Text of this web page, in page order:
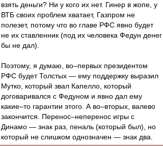
взять деньги? Ни у кого их нет. Гинер в жопе, у
ВТБ своих проблем хватает, Газпром не
полезет, потому что во главе РФС явно будет
не их ставленник (под их человека Федун денег
бы не дал).
Поэтому, я думаю, во–первых президентом
РФС будет Толстых — ему поддержку выразил
Мутко, который звал Капелло, который
договаривался с Федуном и явно дал ему
какие–то гарантии этого. А во–вторых, валево
закончится. Перенос–неперенос игры с
Динамо — знак раз, пеналь (который был), но
который не слишком однозначен — знак два.